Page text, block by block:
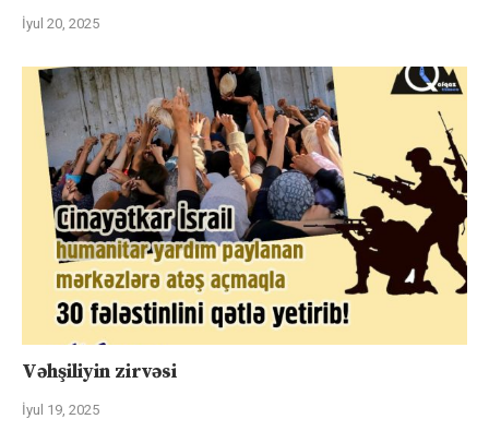
İyul 20, 2025
Vəhşiliyin zirvəsi
İyul 19, 2025